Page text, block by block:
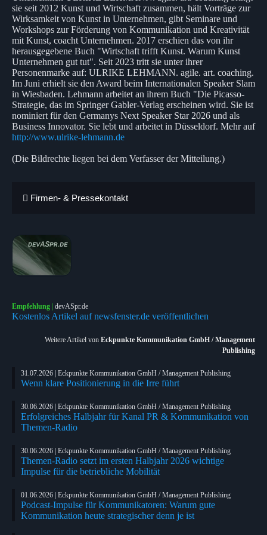
sie seit 2012 Kunst und Wirtschaft zusammen, hält Vorträge zur
Wirksamkeit von Kunst in Unternehmen, gibt Seminare und
Workshops zur Förderung von Kommunikation und Kreativität
mit Kunst, coacht Unternehmen. 2017 erschien das von ihr
herausgegebene Buch "Wirtschaft trifft Kunst. Warum Kunst
Unternehmen gut tut". Seit 2023 tritt sie unter ihrer
Personenmarke auf: ULRIKE LEHMANN. agile. art. coaching.
Im Juni erhielt sie den Award beim Internationalen Speaker Slam
in Wiesbaden. Lehmann arbeitet an ihrem Buch "Die Picasso-
Strategie, das im Springer Gabler-Verlag erscheinen wird. Sie ist
nominiert für den Germanys Next Speaker Star 2026 und als
Business Innovator. Sie lebt und arbeitet in Düsseldorf. Mehr auf
http://www.ulrike-lehmann.de
(Die Bildrechte liegen bei dem Verfasser der Mitteilung.)
Firmen- & Pressekontakt
Empfehlung | devASpr.de
Kostenlos Artikel auf newsfenster.de veröffentlichen
Weitere Artikel von Eckpunkte Kommunikation GmbH / Management
Publishing
31.07.2026 | Eckpunkte Kommunikation GmbH / Management Publishing
Wenn klare Positionierung in die Irre führt
30.06.2026 | Eckpunkte Kommunikation GmbH / Management Publishing
Erfolgreiches Halbjahr für Kanal PR & Kommunikation von
Themen-Radio
30.06.2026 | Eckpunkte Kommunikation GmbH / Management Publishing
Themen-Radio setzt im ersten Halbjahr 2026 wichtige
Impulse für die betriebliche Mobilität
01.06.2026 | Eckpunkte Kommunikation GmbH / Management Publishing
Podcast-Impulse für Kommunikatoren: Warum gute
Kommunikation heute strategischer denn je ist